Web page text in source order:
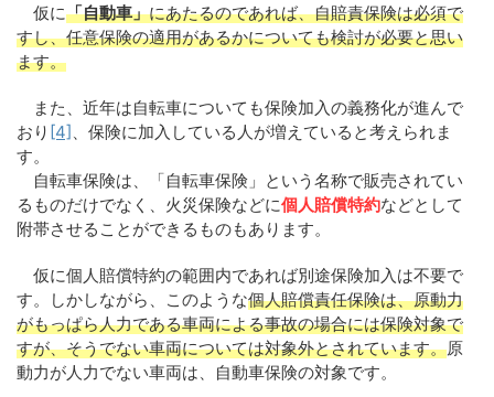
仮に「自動車」にあたるのであれば、自賠責保険は必須で
すし、任意保険の適用があるかについても検討が必要と思い
ます。
また、近年は自転車についても保険加入の義務化が進んで
おり [4]、保険に加入している人が増えていると考えられま
す。
自転車保険は、「自転車保険」という名称で販売されてい
るものだけでなく、火災保険などに個人賠償特約などとして
附帯させることができるものもあります。
仮に個人賠償特約の範囲内であれば別途保険加入は不要で
す。しかしながら、このような個人賠償責任保険は、原動力
がもっぱら人力である車両による事故の場合には保険対象で
すが、そうでない車両については対象外とされています。原
動力が人力でない車両は、自動車保険の対象です。